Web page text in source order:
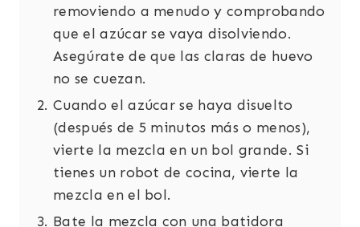
removiendo a menudo y comprobando
que el azúcar se vaya disolviendo.
Asegúrate de que las claras de huevo
no se cuezan.
Cuando el azúcar se haya disuelto
(después de 5 minutos más o menos),
vierte la mezcla en un bol grande. Si
tienes un robot de cocina, vierte la
mezcla en el bol.
Bate la mezcla con una batidora